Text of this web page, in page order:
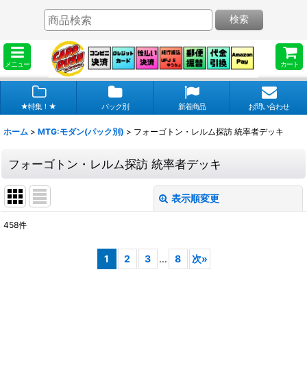
メニュー カート
検索
★特集！★ パック別 新着商品 お問い合わせ
ホーム > MTG:モダン(パック別) > フォーゴトン・レルム探訪 統率者デッキ
フォーゴトン・レルム探訪 統率者デッキ
表示順変更
458件
1 2 3 ... 8 次»